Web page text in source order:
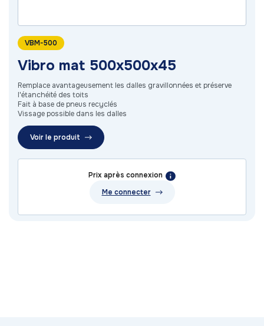
VBM-500
Vibro mat 500x500x45
Remplace avantageusement les dalles gravillonnées et préserve
l'étanchéité des toits
Fait à base de pneus recyclés
Vissage possible dans les dalles
Voir le produit
Prix après connexion
Me connecter